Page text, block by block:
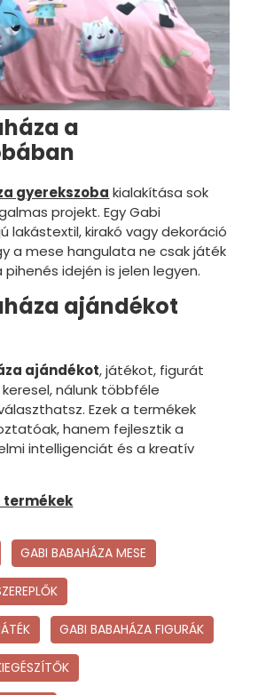
A
Super
Real
NASA
A nagy
Így
Szilaj
Bob, a
a
gyerekszoba kialakítása sok
projekt. Egy Gabi
lakástextil, kirakó vagy dekoráció
a mese hangulata ne csak játék
idején is jelen legyen.
ajándékot
ajándékot, játékot, figurát
nálunk többféle
Ezek a termékek
hanem fejlesztik a
intelligenciát és a kreatív
termékek
GABI BABAHÁZA MESE
GABI BABAHÁZA FIGURÁK